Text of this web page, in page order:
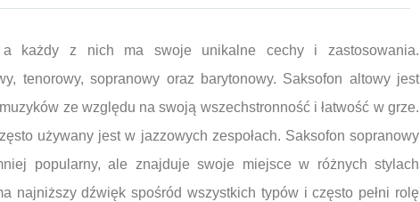
a każdy z nich ma swoje unikalne cechy i zastosowania.
tenorowy, sopranowy oraz barytonowy. Saksofon altowy jest
ze względu na swoją wszechstronność i łatwość w grze.
używany jest w jazzowych zespołach. Saksofon sopranowy
popularny, ale znajduje swoje miejsce w różnych stylach
najniższy dźwięk spośród wszystkich typów i często pełni rolę